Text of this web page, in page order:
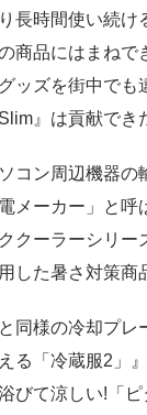
長時間使い続
商品にはまねで
ッズを街中で
』は貢献でき
コン周辺機器の
メーカー」と
クーラーシリ
した暑さ対策商
同様の冷却プ
る「冷蔵服2」
びて涼しい!「